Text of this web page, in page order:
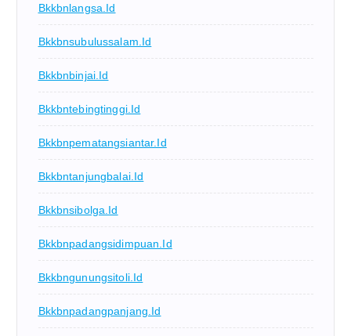
Bkkbnlangsa.id
Bkkbnsubulussalam.id
Bkkbnbinjai.id
Bkkbntebingtinggi.id
Bkkbnpematangsiantar.id
Bkkbntanjungbalai.id
Bkkbnsibolga.id
Bkkbnpadangsidimpuan.id
Bkkbngunungsitoli.id
Bkkbnpadangpanjang.id